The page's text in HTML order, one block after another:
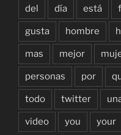
del día está
gusta hombre
mas mejor
personas por
todo twitter
video you your